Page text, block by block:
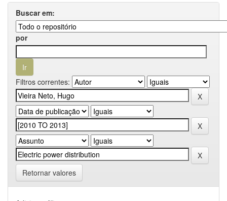
Buscar em:
por
Filtros correntes:
Retornar valores